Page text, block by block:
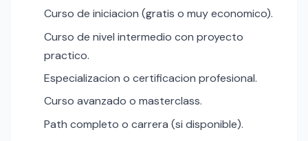
Curso de iniciacion (gratis o muy economico).
Curso de nivel intermedio con proyecto
practico.
Especializacion o certificacion profesional.
Curso avanzado o masterclass.
Path completo o carrera (si disponible).